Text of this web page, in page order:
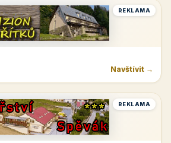
REKLAMA
Navštívit →
REKLAMA